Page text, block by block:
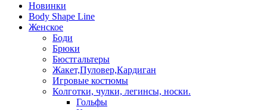
Новинки
Body Shape Line
Женское
Боди
Брюки
Бюстгальтеры
Жакет,Пуловер,Кардиган
Игровые костюмы
Колготки, чулки, легинсы, носки.
Гольфы